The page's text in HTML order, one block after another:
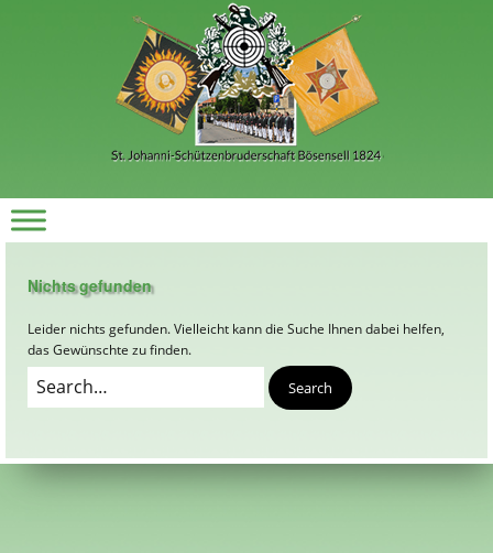
Nichts gefunden
Leider nichts gefunden. Vielleicht kann die Suche Ihnen dabei helfen,
das Gewünschte zu finden.